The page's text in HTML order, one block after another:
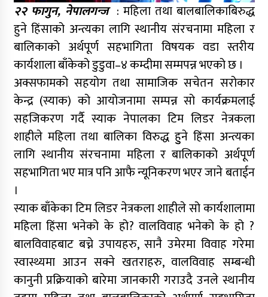
२२ फागुन, नेपालगन्ज : महिला तथा बालबालिकाबिरुद्ध
हुने हिंसाको अन्त्यका लागि स्थानीय संरचनामा महिला र
बालिकाको अर्थपूर्ण सहभागिता विषयक वडा स्तरीय
कार्यशाला बाँकेको डुडुवा–४ कम्दीमा सम्मपन्न भएको छ ।
अक्सफामको सहयोग तथा सामाजिक सचेतन सरोकार
केन्द्र (स्याक) को आयोजनामा सम्पन्न सो कार्यक्रमलाई
सहजिकरण गर्दै स्याक नेपालका टिम लिडर नेत्रकला
शाहीले महिला तथा बालिका विरुद्ध हुुने हिंसा अन्त्यका
लागि स्थानीय संरचनामा महिला र बालिकाको अर्थपूर्ण
सहभागिता भए मात्र पनि आफै न्यूनिकरण भएर जाने बताईन
।
स्याक बाँकेका टिम लिडर नेत्रकला शाहीले सो कार्यशालामा
महिला हिंसा भनेको के हो? वालविवाह भनेको के हो ?
बालविवाहबाट बच्ने उपायहरु, सानै उमेरमा विवाह गरेमा
स्वास्थ्यमा आउन सक्ने खतराहरु, वालविवाह सम्बन्धी
कानुनी प्रक्रियाको बारेमा जानकारी गराउदै उनले स्थानीय